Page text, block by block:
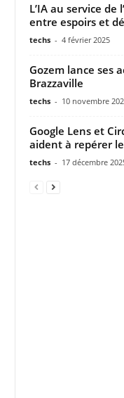
L’IA au service
entre espoirs et
techs - 4 février 2025
Gozem lance ses
Brazzaville
techs - 10 novembre
Google Lens et
aident à repérer
techs - 17 décembre